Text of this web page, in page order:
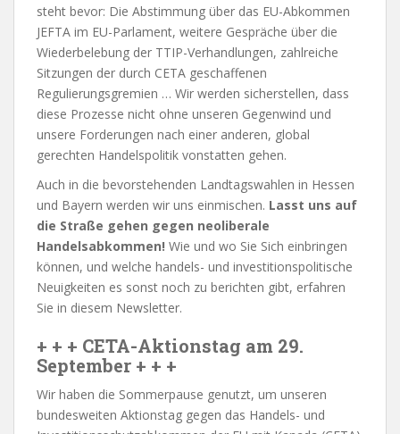
steht bevor: Die Abstimmung über das EU-Abkommen
JEFTA im EU-Parlament, weitere Gespräche über die
Wiederbelebung der TTIP-Verhandlungen, zahlreiche
Sitzungen der durch CETA geschaffenen
Regulierungsgremien … Wir werden sicherstellen, dass
diese Prozesse nicht ohne unseren Gegenwind und
unsere Forderungen nach einer anderen, global
gerechten Handelspolitik vonstatten gehen.
Auch in die bevorstehenden Landtagswahlen in Hessen
und Bayern werden wir uns einmischen. Lasst uns auf
die Straße gehen gegen neoliberale
Handelsabkommen! Wie und wo Sie Sich einbringen
können, und welche handels- und investitionspolitische
Neuigkeiten es sonst noch zu berichten gibt, erfahren
Sie in diesem Newsletter.
+ + + CETA-Aktionstag am 29.
September + + +
Wir haben die Sommerpause genutzt, um unseren
bundesweiten Aktionstag gegen das Handels- und